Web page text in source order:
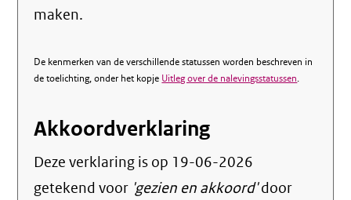
maken.
De kenmerken van de verschillende statussen worden beschreven in
de toelichting, onder het kopje Uitleg over de nalevingsstatussen.
Akkoordverklaring
Deze verklaring is op 19-06-2026
getekend voor 'gezien en akkoord'door